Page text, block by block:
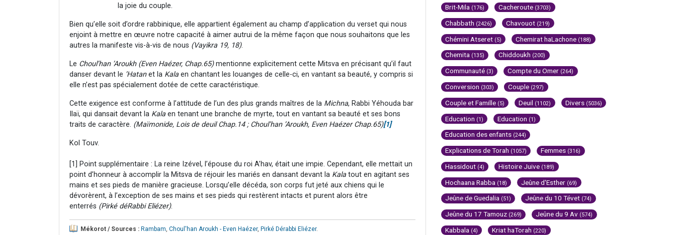
la joie du couple.
Bien qu’elle soit d’ordre rabbinique, elle appartient également au champ d’application du verset qui nous
enjoint à mettre en œuvre notre capacité à aimer autrui de la même façon que nous souhaitons que les
autres la manifeste vis-à-vis de nous (Vayikra 19, 18).
Le Choul’han ’Aroukh (Even Haézer, Chap.65)mentionne explicitement cette Mitsva en précisant qu’il faut
danser devant le ’Hatanet la Kalaen chantant les louanges de celle-ci, en vantant sa beauté, y compris si
elle n’est pas spécialement dotée de cette caractéristique.
Cette exigence est conforme à l’attitude de l’un des plus grands maîtres de la Michna, Rabbi Yéhouda bar
Ilaï, qui dansait devant la Kalaen tenant une branche de myrte, tout en vantant sa beauté et ses bons
traits de caractère. (Maïmonide, Lois de deuil Chap.14 ; Choul’han ’Aroukh, Even Haézer Chap.65)[1]
Kol Touv.
[1] Point supplémentaire : La reine Izével, l’épouse du roi A’hav, était une impie. Cependant, elle mettait un
point d’honneur à accomplir la Mitsva de réjouir les mariés en dansant devant la Kalatout en agitant ses
mains et ses pieds de manière gracieuse. Lorsqu’elle décéda, son corps fut jeté aux chiens qui le
dévorèrent, à l’exception de ses mains et ses pieds qui restèrent intacts et purent alors être
enterrés (Pirké déRabbi Eliézer).
Mékorot / Sources : Rambam Choul'han Aroukh - Even Haézer, Pirké Dérabbi Eliézer.
Brit-Mila (176) Cacheroute (3703)
Chabbath (2426) Chavouot (219)
Chémini Atseret (5) Chemirat haLachone (188)
Chemita (135) Chiddoukh (200)
Communauté (3) Compte du Omer (264)
Conversion (303) Couple (297)
Couple et Famille (5) Deuil (1102) Divers (5036)
Education (1) Education (1)
Education des enfants (244)
Explications de Torah (1057) Femmes (316)
Hassidout (4) Histoire Juive (189)
Hochaana Rabba (18) Jeûne d'Esther (69)
Jeûne de Guedalia (51) Jeûne du 10 Tévet (74)
Jeûne du 17 Tamouz (269) Jeûne du 9 Av (574)
Kabbala (4) Kriat haTorah (220)